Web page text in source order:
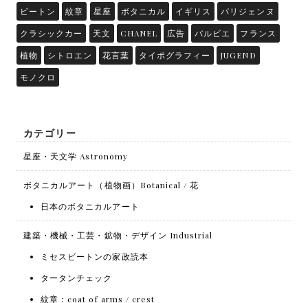
ビートン 紋章 星座 ボタニカル イギリス
パリジェンヌ
クラシックカー
天文 CHANEL 広告 バルビエ
フランス
植物
シトロエン 花言葉 タイポグラフィー
JUGEND
モノクロ
カテゴリー
星座・天文学 Astronomy
ボタニカルアート（植物画）Botanical / 花
日本のボタニカルアート
建築・機械・工芸・鉱物・デザイン Industrial
ミセスビートンの家政読本
タータンチェック
紋章：coat of arms / crest